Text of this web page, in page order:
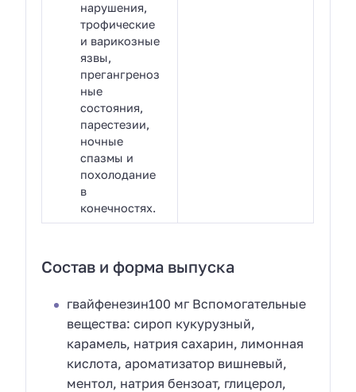
нарушения,
трофические
и варикозные
язвы,
прегангреноз
ные
состояния,
парестезии,
ночные
спазмы и
похолодание
в
конечностях.
Состав и форма выпуска
гвайфенезин100 мг Вспомогательные
вещества: сироп кукурузный,
карамель, натрия сахарин, лимонная
кислота, ароматизатор вишневый,
ментол, натрия бензоат, глицерол,